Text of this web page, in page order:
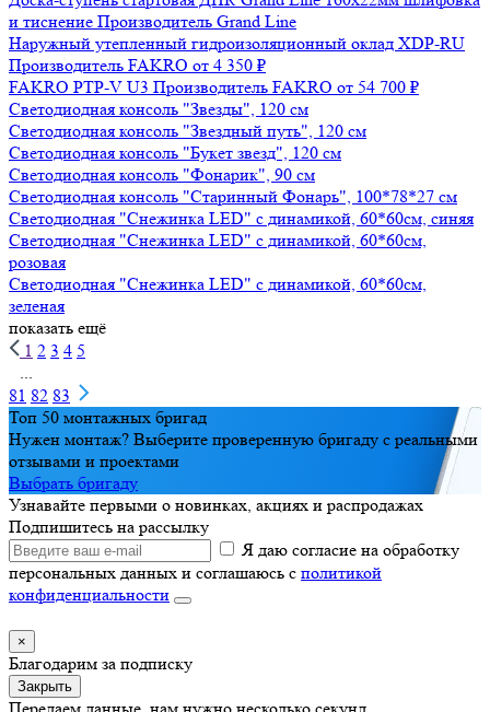
тиснение Производитель Grand Line
Наружный утепленный гидроизоляционный оклад XDP-RU
Производитель FAKRO от 4 350 ₽
FAKRO PTP-V U3 Производитель FAKRO от 54 700 ₽
Светодиодная консоль "Звезды", 120 см
Светодиодная консоль "Звездный путь", 120 см
Светодиодная консоль "Букет звезд", 120 см
Светодиодная консоль "Фонарик", 90 см
Светодиодная консоль "Старинный Фонарь", 100*78*27 см
Светодиодная "Снежинка LED" с динамикой, 60*60см, синяя
Светодиодная "Снежинка LED" с динамикой, 60*60см, розовая
Светодиодная "Снежинка LED" с динамикой, 60*60см, зеленая
показать ещё
1 2 3 4 5
...
81 82 83
Топ 50 монтажных бригад
Нужен монтаж? Выберите проверенную бригаду с реальными
отзывами и проектами
Выбрать бригаду
Узнавайте первыми о новинках, акциях и распродажах
Подпишитесь на рассылку
Я даю согласие на обработку
персональных данных и соглашаюсь с
политикой
конфиденциальности
×
Закрыть
Передаем данные, нам нужно несколько секунд
Обратный звонок
Получить
Сделано в